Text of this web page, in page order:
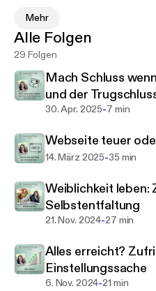
pragmatischen
Interviews, Diskussionen
Ideensessions
Marketing, Business-
unternehmerischen
unseren einzigartigen
der den Spaß am
Mehr
Alle Folgen
29 Folgen
Mach Schluss
und der
30. Apr. 2025-7 min
Webseite teuer
14. März 2025-35 min
Weiblichkeit leben:
Selbstentfaltung
21. Nov. 2024-27 min
Alles erreicht?
Einstellungssache
6. Nov. 2024-21 min